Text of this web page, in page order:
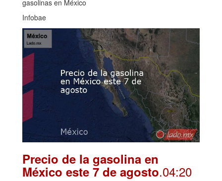
gasolinas en México
Infobae
Precio de la gasolina en
México este 7 de agosto.04:20